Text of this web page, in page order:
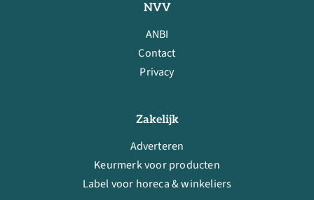
NVV
ANBI
Contact
Privacy
Zakelijk
Adverteren
Keurmerk voor producten
Label voor horeca & winkeliers